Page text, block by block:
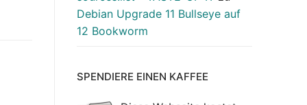
Debian Upgrade 11 Bullseye auf
12 Bookworm
SPENDIERE EINEN KAFFEE